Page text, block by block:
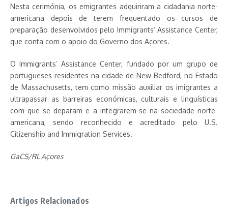
Nesta cerimónia, os emigrantes adquiriram a cidadania norte-
americana depois de terem frequentado os cursos de
preparação desenvolvidos pelo Immigrants’ Assistance Center,
que conta com o apoio do Governo dos Açores.
O Immigrants’ Assistance Center, fundado por um grupo de
portugueses residentes na cidade de New Bedford, no Estado
de Massachusetts, tem como missão auxiliar os imigrantes a
ultrapassar as barreiras económicas, culturais e linguísticas
com que se deparam e a integrarem-se na sociedade norte-
americana, sendo reconhecido e acreditado pelo U.S.
Citizenship and Immigration Services.
GaCS/RL Açores
Artigos Relacionados